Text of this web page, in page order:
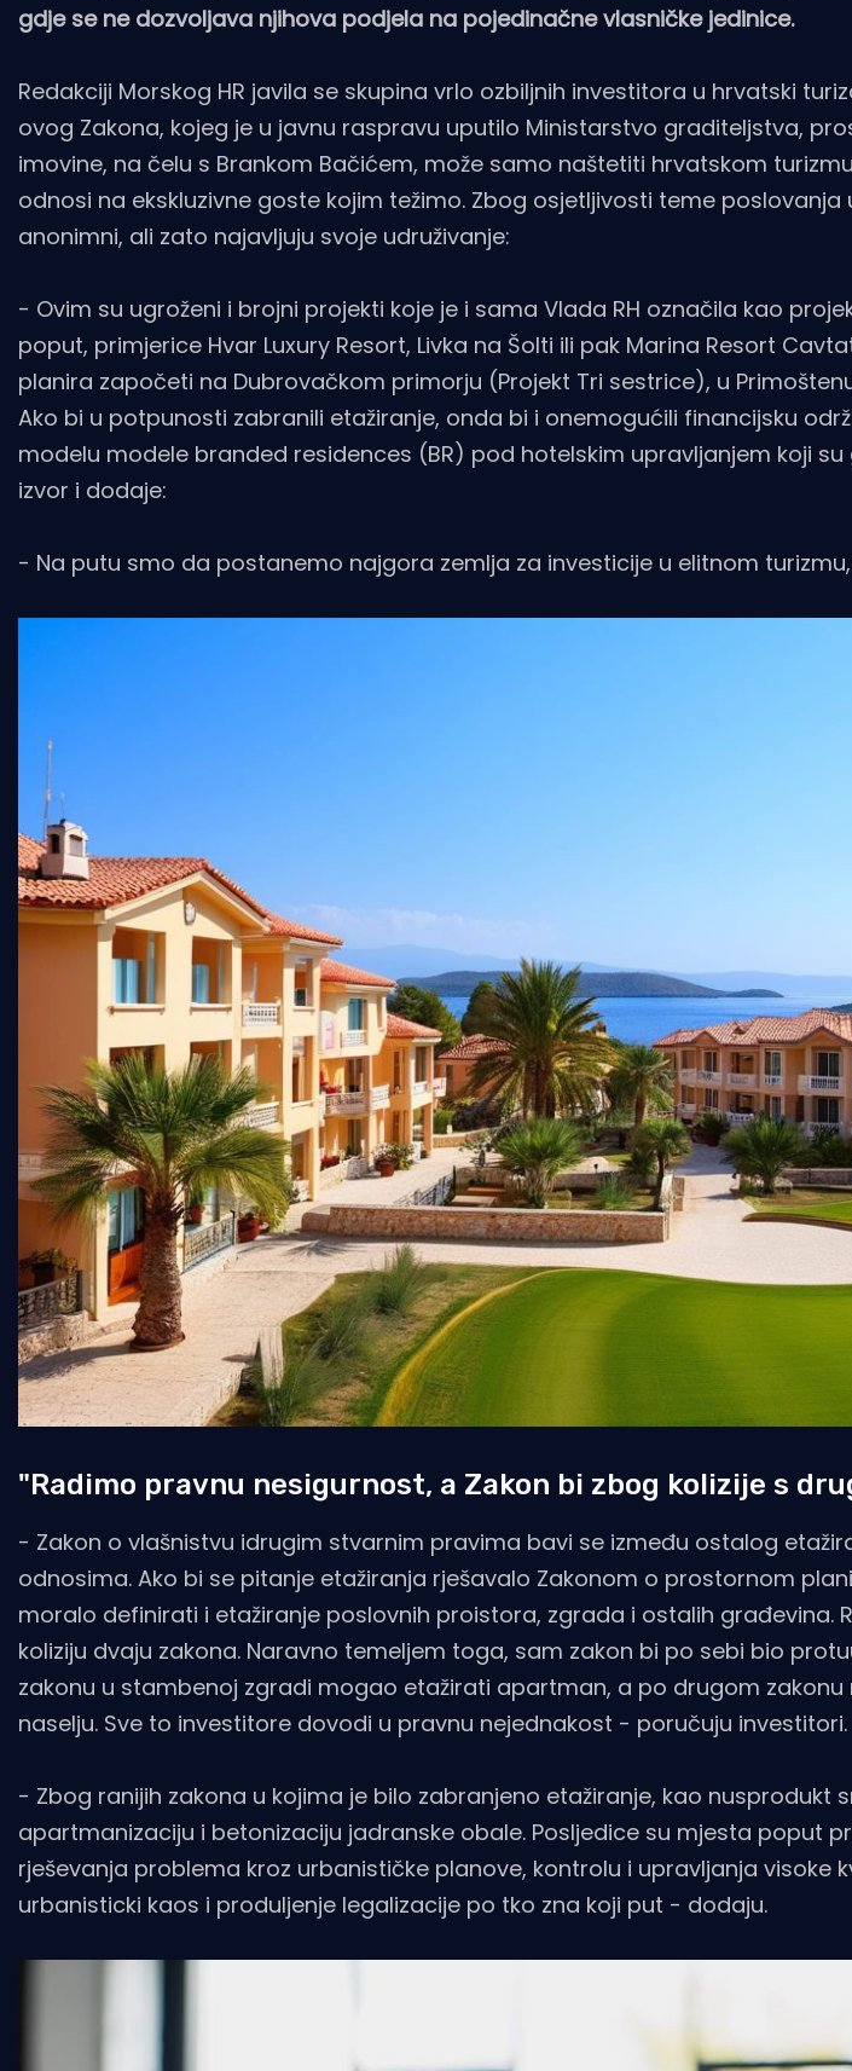
gdje se ne dozvoljava njihova podjela na pojedinačne vlasničke jedinice.
Redakciji Morskog HR javila se skupina vrlo ozbiljnih investitora u hrvatski
ovog Zakona, kojeg je u javnu raspravu uputilo Ministarstvo graditeljstva,
imovine, na čelu s Brankom Bačićem, može samo naštetiti hrvatskom
odnosi na ekskluzivne goste kojim težimo. Zbog osjetljivosti teme poslovanja
anonimni, ali zato najavljuju svoje udruživanje:
- Ovim su ugroženi i brojni projekti koje je i sama Vlada RH označila kao
poput, primjerice Hvar Luxury Resort, Livka na Šolti ili pak Marina Resort
planira započeti na Dubrovačkom primorju (Projekt Tri sestrice), u
Ako bi u potpunosti zabranili etažiranje, onda bi i onemogućili financijsku
modelu modele branded residences (BR) pod hotelskim upravljanjem koji
izvor i dodaje:
- Na putu smo da postanemo najgora zemlja za investicije u elitnom
"Radimo pravnu nesigurnost, a Zakon bi zbog kolizije s
- Zakon o vlašnistvu idrugim stvarnim pravima bavi se između ostalog
odnosima. Ako bi se pitanje etažiranja rješavalo Zakonom o prostornom
moralo definirati i etažiranje poslovnih proistora, zgrada i ostalih građevina.
koliziju dvaju zakona. Naravno temeljem toga, sam zakon bi po sebi bio
zakonu u stambenoj zgradi mogao etažirati apartman, a po drugom
naselju. Sve to investitore dovodi u pravnu nejednakost - poručuju investitori.
- Zbog ranijih zakona u kojima je bilo zabranjeno etažiranje, kao nusprodukt
apartmanizaciju i betonizaciju jadranske obale. Posljedice su mjesta poput
rješevanja problema kroz urbanističke planove, kontrolu i upravljanja visoke
urbanisticki kaos i produljenje legalizacije po tko zna koji put - dodaju.